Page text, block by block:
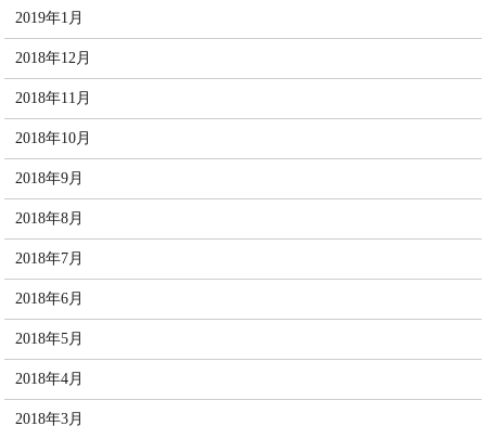
2019年1月
2018年12月
2018年11月
2018年10月
2018年9月
2018年8月
2018年7月
2018年6月
2018年5月
2018年4月
2018年3月